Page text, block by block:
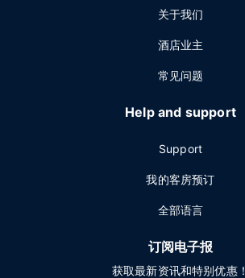
关于我们
酒店业主
常见问题
Help and support
Support
我的客房预订
全部语言
订阅电子报
获取最新资讯和特别优惠！